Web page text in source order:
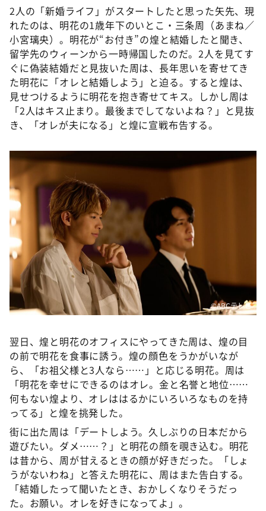
2人の「新婚ライフ」がスタートしたと思った矢先、現
れたのは、明花の1歳年下のいとこ・三条周（あまね／
小宮璃央）。明花が“お付き”の煌と結婚したと聞き、
留学先のウィーンから一時帰国したのだ。2人を見てす
ぐに偽装結婚だと見抜いた周は、長年思いを寄せてき
た明花に「オレと結婚しよう」と迫る。すると煌は、
見せつけるように明花を抱き寄せてキス。しかし周は
「2人はキス止まり。最後までしてないよね？」と見抜
き、「オレが夫になる」と煌に宣戦布告する。
©️ABCテレビ
翌日、煌と明花のオフィスにやってきた周は、煌の目
の前で明花を食事に誘う。煌の顔色をうかがいなが
ら、「お祖父様と3人なら……」と応じる明花。周は
「明花を幸せにできるのはオレ。金と名誉と地位……
何もない煌より、オレははるかにいろいろなものを持
ってる」と煌を挑発した。
街に出た周は「デートしよう。久しぶりの日本だから
遊びたい。ダメ……？」と明花の顔を覗き込む。明花
は昔から、周が甘えるときの顔が好きだった。「しょ
うがないわね」と答えた明花に、周はまた告白する。
「結婚したって聞いたとき、おかしくなりそうだっ
た。お願い。オレを好きになってよ」。